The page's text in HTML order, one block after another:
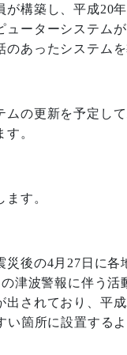
が構築し、平成20
ーターシステム
あったシステム
の更新を予定し
。
す。
災後の4月 27 日に各
の津波警報に伴う活
出されており、平成
箇所に設置する